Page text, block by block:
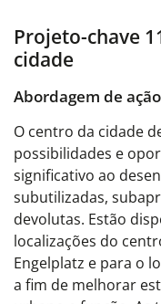
Projeto-chave
cidade
Abordagem de ação
O centro da cidade
possibilidades e
significativo ao
subutilizadas,
devolutas. Estão
localizações do
Engelplatz e para o
a fim de melhorar